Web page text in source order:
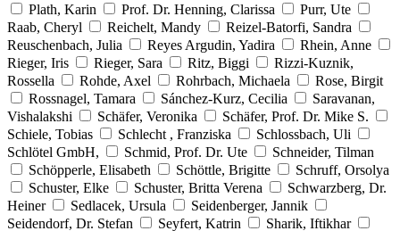
Plath, Karin
Prof. Dr. Henning, Clarissa
Purr, Ute
Raab, Cheryl
Reichelt, Mandy
Reizel-Batorfi, Sandra
Reuschenbach, Julia
Reyes Argudin, Yadira
Rhein, Anne
Rieger, Iris
Rieger, Sara Ritz, Biggi
Rizzi-Kuznik,
Rossella
Rohde, Axel Rohrbach, Michaela
Rose, Birgit
Rossnagel, Tamara
Sánchez-Kurz, Cecilia
Saravanan,
Vishalakshi
Schäfer, Veronika
Schäfer, Prof. Dr. Mike S.
Schiele, Tobias
Schlecht , Franziska
Schlossbach, Uli
Schlötel GmbH,
Schmid, Prof. Dr. Ute
Schneider, Tilman
Schöpperle, Elisabeth
Schöttle, Brigitte
Schruff, Orsolya
Schuster, Elke
Schuster, Britta Verena
Schwarzberg, Dr.
Heiner
Sedlacek, Ursula
Seidenberger, Jannik
Seidendorf, Dr. Stefan
Seyfert, Katrin
Sharik, Iftikhar